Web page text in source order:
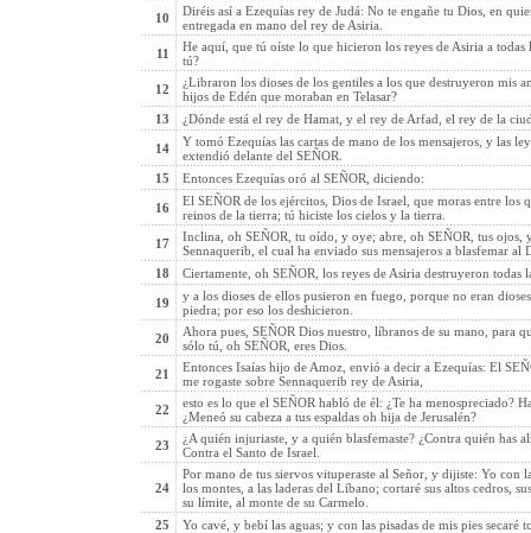
10
Diréis así a Ezequías rey de Judá: No te engañe tu Dios, en
entregada en mano del rey de Asiria.
11
He aquí, que tú oíste lo que hicieron los reyes de Asiria a todas
tú?
12
¿Libraron los dioses de los gentiles a los que destruyeron mis
hijos de Edén que moraban en Telasar?
13
¿Dónde está el rey de Hamat, y el rey de Arfad, el rey de la
14
Y tomó Ezequías las cartas de mano de los mensajeros, y las
extendió delante del SEÑOR.
15
Entonces Ezequías oró al SEÑOR, diciendo:
16
El SEÑOR de los ejércitos, Dios de Israel, que moras entre los
reinos de la tierra; tú hiciste los cielos y la tierra.
17
Inclina, oh SEÑOR, tu oído, y oye; abre, oh SEÑOR, tus ojos,
Sennaquerib, el cual ha enviado sus mensajeros a blasfemar al
18
Ciertamente, oh SEÑOR, los reyes de Asiria destruyeron todas
19
y a los dioses de ellos pusieron en fuego, porque no eran
piedra; por eso los deshicieron.
20
Ahora pues, SEÑOR Dios nuestro, líbranos de su mano, para
sólo tú, oh SEÑOR, eres Dios.
21
Entonces Isaías hijo de Amoz, envió a decir a Ezequías: El
me rogaste sobre Sennaquerib rey de Asiria,
22
esto es lo que el SEÑOR habló de él: ¿Te ha menospreciado?
¿Meneó su cabeza a tus espaldas oh hija de Jerusalén?
23
¿A quién injuriaste, y a quién blasfemaste? ¿Contra quién has
Contra el Santo de Israel.
24
Por mano de tus siervos vituperaste al Señor, y dijiste: Yo con
los montes, a las laderas del Líbano; cortaré sus altos cedros,
su límite, al monte de su Carmelo.
25
Yo cavé, y bebí las aguas; y con las pisadas de mis pies secaré